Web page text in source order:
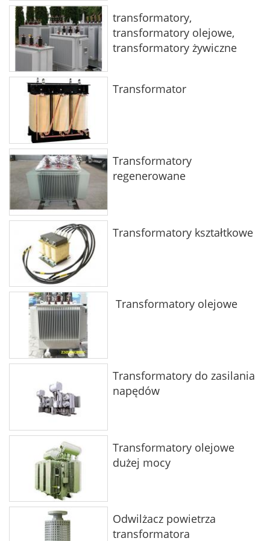
transformatory,
transformatory olejowe,
transformatory żywiczne
Transformator
Transformatory
regenerowane
Transformatory kształtkowe
Transformatory olejowe
Transformatory do zasilania
napędów
Transformatory olejowe
dużej mocy
Odwilżacz powietrza
transformatora